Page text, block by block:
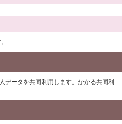
データを共同利用します。かかる共同利